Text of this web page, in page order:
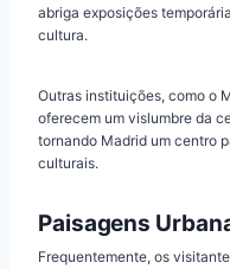
abriga exposições
cultura.
Outras instituições, como o
oferecem um vislumbre da
tornando Madrid um centro
culturais.
Paisagens
Frequentemente, os